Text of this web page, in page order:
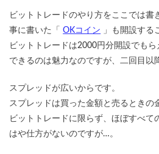
ビットトレードのやり方をここでは書
事に書いた「
OKコイン
」も開設する
ビットトレードは2000円分開設でも
できるのは魅力なのですが、二回目以
スプレッドが広いからです。
スプレッドは買った金額と売るときの
ビットトレードに限らず、ほぼすべて
はや仕方がないのですが…。